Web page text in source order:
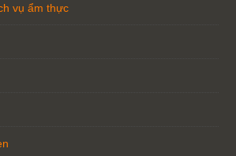
vụ ẩm thực